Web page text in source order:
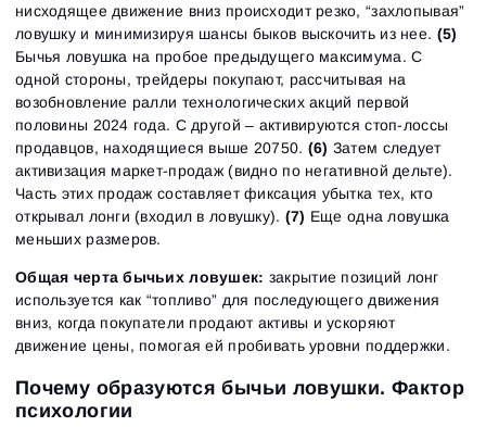
нисходящее движение вниз происходит резко, “захлопывая”
ловушку и минимизируя шансы быков выскочить из нее. (5)
Бычья ловушка на пробое предыдущего максимума. С
одной стороны, трейдеры покупают, рассчитывая на
возобновление ралли технологических акций первой
половины 2024 года. С другой – активируются стоп-лоссы
продавцов, находящиеся выше 20750. (6) Затем следует
активизация маркет-продаж (видно по негативной дельте).
Часть этих продаж составляет фиксация убытка тех, кто
открывал лонги (входил в ловушку). (7) Еще одна ловушка
меньших размеров.
Общая черта бычьих ловушек: закрытие позиций лонг
используется как “топливо” для последующего движения
вниз, когда покупатели продают активы и ускоряют
движение цены, помогая ей пробивать уровни поддержки.
Почему образуются бычьи ловушки. Фактор
психологии